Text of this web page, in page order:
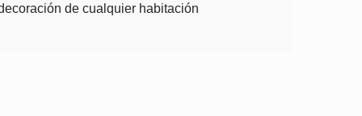
de cualquier habitación